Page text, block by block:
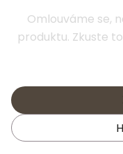
Omlouváme se,
produktu. Zkuste